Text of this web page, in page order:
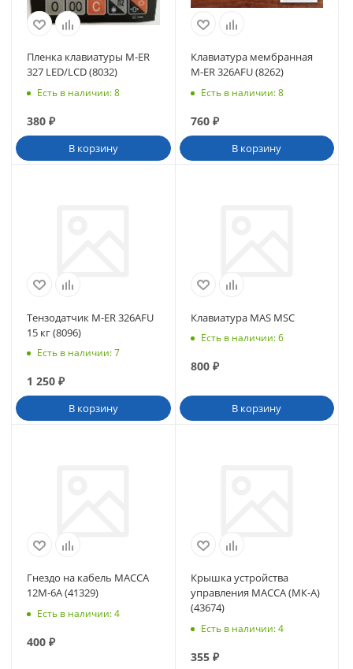
Пленка клавиатуры M-ER
327 LED/LCD (8032)
Есть в наличии: 8
380 ₽
В корзину
Клавиатура мембранная
M-ER 326AFU (8262)
Есть в наличии: 8
760₽
В корзину
Тензодатчик M-ER 326AFU
15 кг (8096)
Есть в наличии: 7
1 250 ₽
В корзину
Клавиатура MAS MSC
Есть в наличии: 6
800₽
В корзину
Гнездо на кабель МАССА
12М-6А (41329)
Есть в наличии: 4
400 ₽
Крышка устройства
управления МАССА (МК-А)
(43674)
Есть в наличии: 4
355₽